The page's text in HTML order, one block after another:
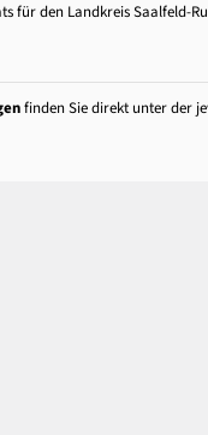
für den Landkreis Saalfeld-
finden Sie direkt unter der